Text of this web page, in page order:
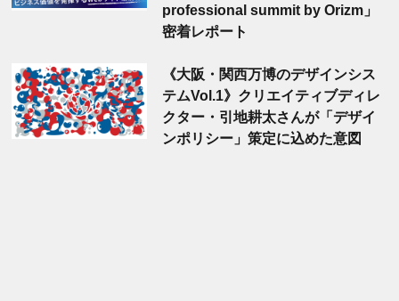
professional summit by Orizm」
密着レポート
《大阪・関西万博のデザインシス
テムVol.1》クリエイティブディレ
クター・引地耕太さんが「デザイ
ンポリシー」策定に込めた意図